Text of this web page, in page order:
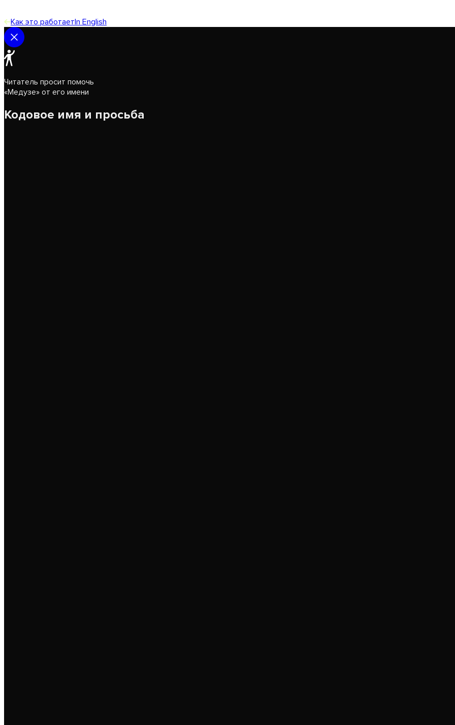
Как это работаетIn English
Читатель просит помочь
«Медузе» от его имени
Кодовое имя и просьба